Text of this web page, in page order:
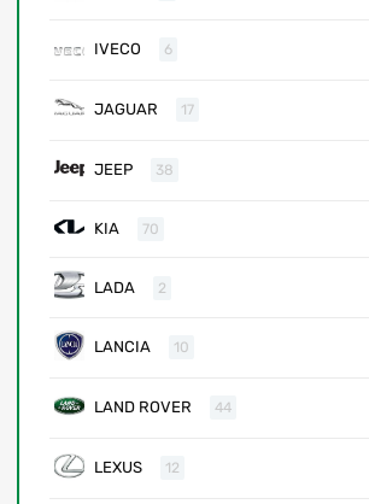
IVECO 6
JAGUAR 17
JEEP 38
KIA 70
LADA 2
LANCIA 10
LAND ROVER 44
LEXUS 12